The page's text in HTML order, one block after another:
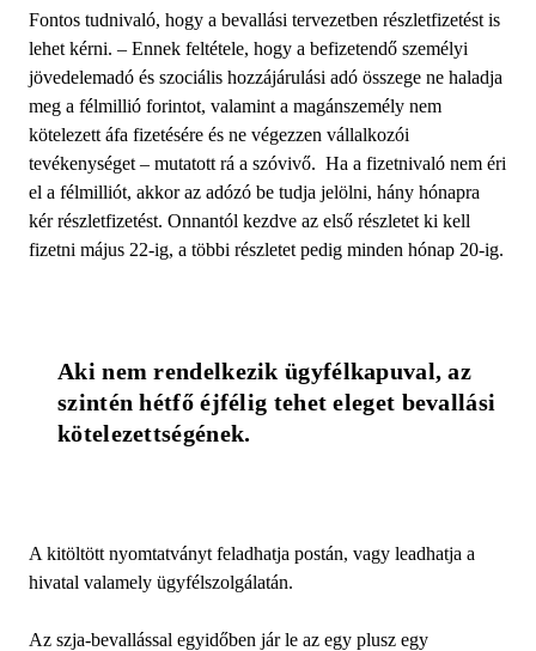
Fontos tudnivaló, hogy a bevallási tervezetben részletfizetést is
lehet kérni. – Ennek feltétele, hogy a befizetendő személyi
jövedelemadó és szociális hozzájárulási adó összege ne haladja
meg a félmillió forintot, valamint a magánszemély nem
kötelezett áfa fizetésére és ne végezzen vállalkozói
tevékenységet – mutatott rá a szóvivő. Ha a fizetnivaló nem éri
el a félmilliót, akkor az adózó be tudja jelölni, hány hónapra
kér részletfizetést. Onnantól kezdve az első részletet ki kell
fizetni május 22-ig, a többi részletet pedig minden hónap 20-ig.
Aki nem rendelkezik ügyfélkapuval, az
szintén hétfő éjfélig tehet eleget bevallási
kötelezettségének.
A kitöltött nyomtatványt feladhatja postán, vagy leadhatja a
hivatal valamely ügyfélszolgálatán.
Az szja-bevallással egyidőben jár le az egy plusz egy